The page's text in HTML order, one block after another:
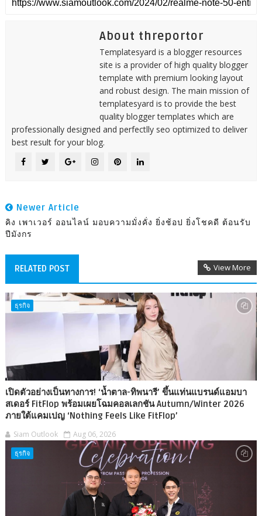
About threportor
Templatesyard is a blogger resources
site is a provider of high quality blogger
template with premium looking layout
and robust design. The main mission of
templatesyard is to provide the best
quality blogger templates which are
professionally designed and perfectlly seo optimized to deliver
best result for your blog.
Newer Article
คิง เพาเวอร์ ออนไลน์ มอบความมั่งคั่ง ยิ่งช้อป ยิ่งโชคดี ต้อนรับ
ปีมังกร
RELATED POST View More
ธุรกิจ
เปิดตัวอย่างเป็นทางการ! ‘น้ำตาล-ทิพนารี’ ขึ้นแท่นแบรนด์แอมบา
สเดอร์ FitFlop พร้อมเผยโฉมคอลเลกชัน Autumn/Winter 2026
ภายใต้แคมเปญ ‘Nothing Feels Like FitFlop’
Siam Outlook Aug 06, 2026
ธุรกิจ